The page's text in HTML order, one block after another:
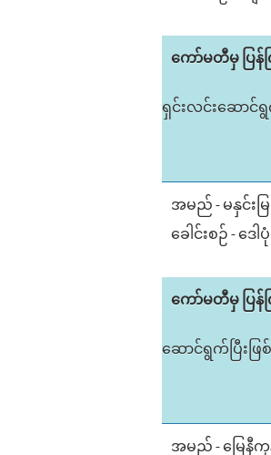
ကော်မတီမှ ပြန်
ရှင်းလင်းဆောင်ရွ
အမည် - မနှင်းမ
ခေါင်းစဉ် - ဒေ
ကော်မတီမှ ပြန်
ဆောင်ရွက်ပြီးဖြ
အမည် - မြေနီကု